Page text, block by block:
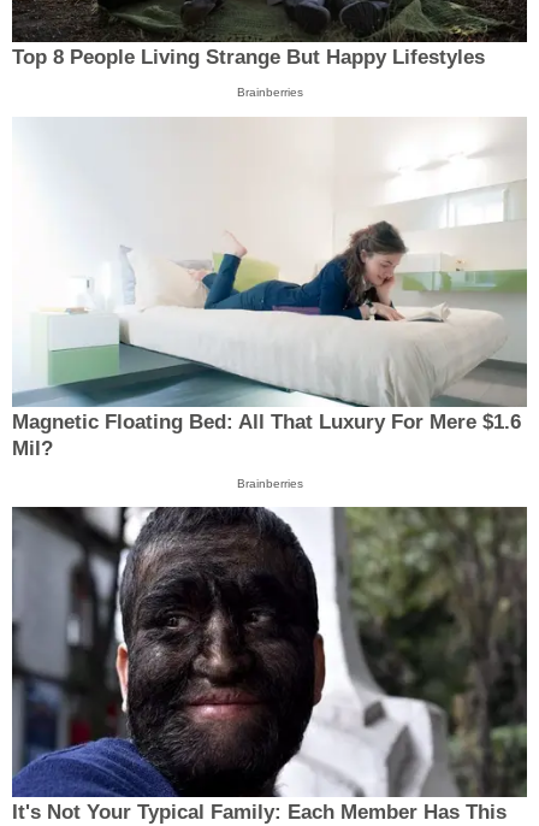
Top 8 People Living Strange But Happy Lifestyles
Brainberries
Magnetic Floating Bed: All That Luxury For Mere $1.6
Mil?
Brainberries
It's Not Your Typical Family: Each Member Has This